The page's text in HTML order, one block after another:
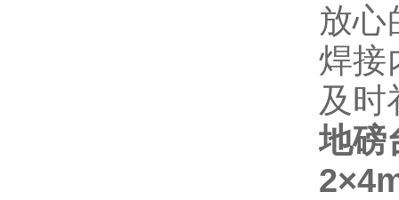
放心
焊接
及时
地磅